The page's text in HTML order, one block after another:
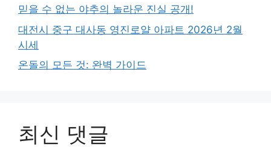
믿을 수 없는 야추의 놀라운 진실 공개!
대전시 중구 대사동 영진로얄 아파트 2026년 2월
시세
온돌의 모든 것: 완벽 가이드
최신 댓글